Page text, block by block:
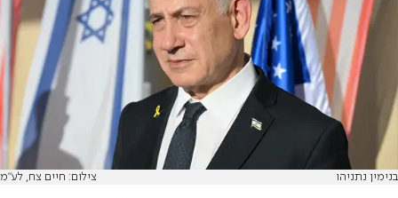
בנימין נתניהו צילום: חיים צח, לע"מ